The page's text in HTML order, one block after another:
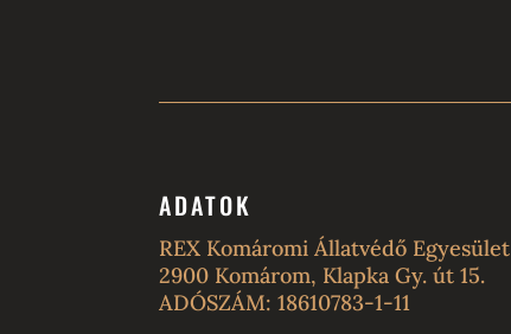
ADATOK
REX Komáromi Állatvédő Egyesület
2900 Komárom, Klapka Gy. út 15.
ADÓSZÁM: 18610783-1-11